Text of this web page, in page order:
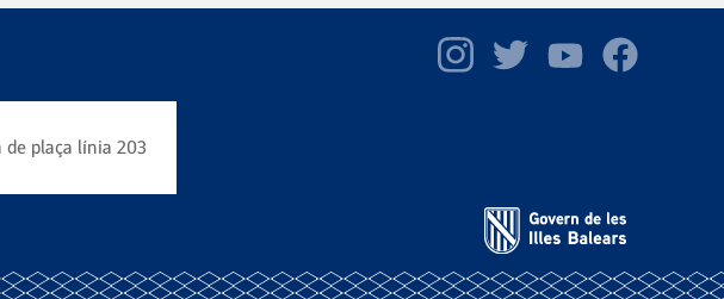
de plaça línia 203